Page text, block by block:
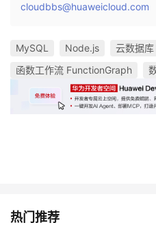
cloudbbs@huaweicloud.com
MySQL Node.js
云数据
函数工作流 FunctionGraph
热门推荐